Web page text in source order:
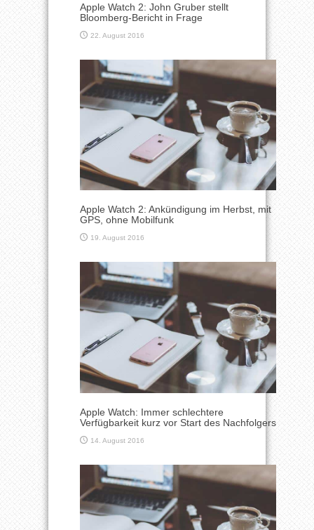
Apple Watch 2: John Gruber stellt
Bloomberg-Bericht in Frage
22. August 2016
Apple Watch 2: Ankündigung im Herbst, mit
GPS, ohne Mobilfunk
19. August 2016
Apple Watch: Immer schlechtere
Verfügbarkeit kurz vor Start des Nachfolgers
14. August 2016